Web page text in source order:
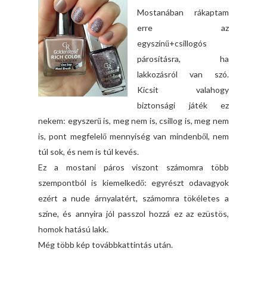
Mostanában rákaptam
erre az
egyszínű+csillogós
párosításra, ha
lakkozásról van szó.
Kicsit valahogy
biztonsági játék ez
nekem: egyszerű is, meg nem is, csillog is, meg nem
is, pont megfelelő mennyiség van mindenből, nem
túl sok, és nem is túl kevés.
Ez a mostani páros viszont számomra több
szempontból is kiemelkedő: egyrészt odavagyok
ezért a nude árnyalatért, számomra tökéletes a
színe, és annyira jól passzol hozzá ez az ezüstös,
homok hatású lakk.
Még több kép továbbkattintás után.